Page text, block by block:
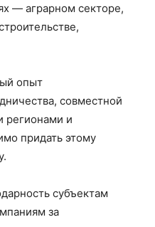
— аграрном секторе,
опыт
совместной
регионами и
придать этому
субъектам
за